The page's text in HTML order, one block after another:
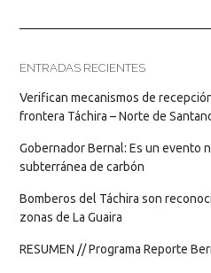
ENTRADAS RECIENTES
Verifican mecanismos de
frontera Táchira – Norte de
Gobernador Bernal: Es un evento
subterránea de carbón
Bomberos del Táchira son
zonas de La Guaira
RESUMEN // Programa Reporte